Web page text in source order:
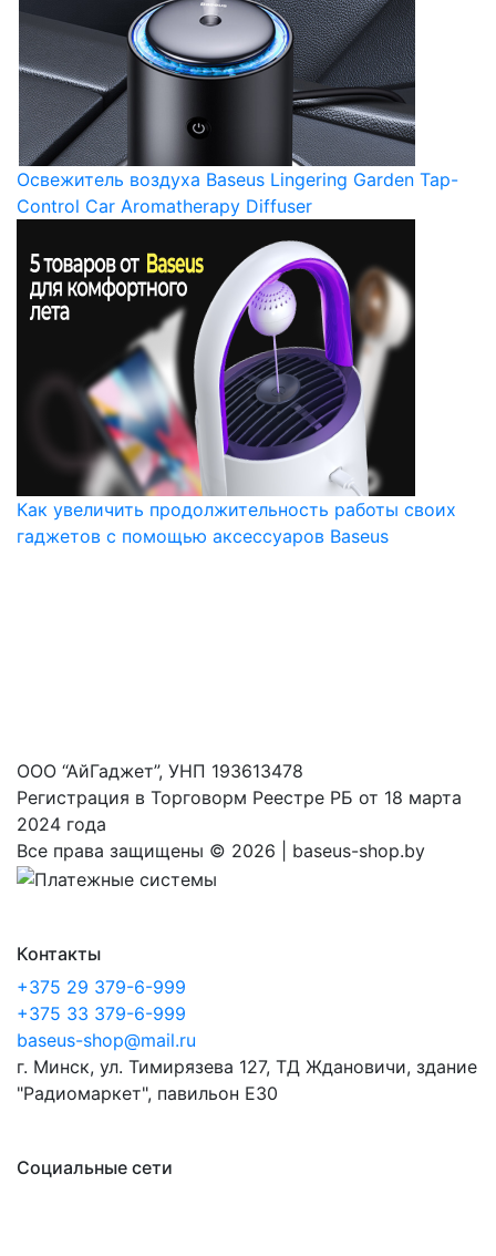
Освежитель воздуха Baseus Lingering Garden Tap-
Control Car Aromatherapy Diffuser
Как увеличить продолжительность работы своих
гаджетов с помощью аксессуаров Baseus
ООО “АйГаджет”, УНП 193613478
Регистрация в Торговорм Реестре РБ от 18 марта
2024 года
Все права защищены © 2026 | baseus-shop.by
Контакты
+375 29 379-6-999
+375 33 379-6-999
baseus-shop@mail.ru
г. Минск, ул. Тимирязева 127, ТД Ждановичи, здание
"Радиомаркет", павильон E30
Социальные сети